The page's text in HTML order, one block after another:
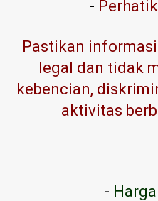
-
Pastikan
legal dan tidak
kebencian,
aktivitas
-